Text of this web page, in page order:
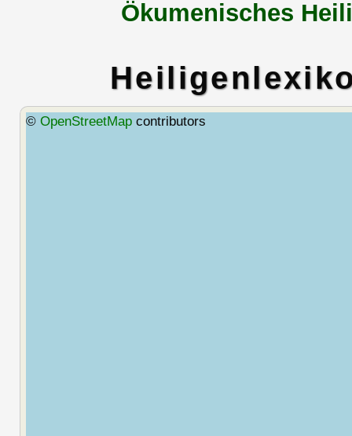
Ökumenisches
© OpenStreetMapcontributors